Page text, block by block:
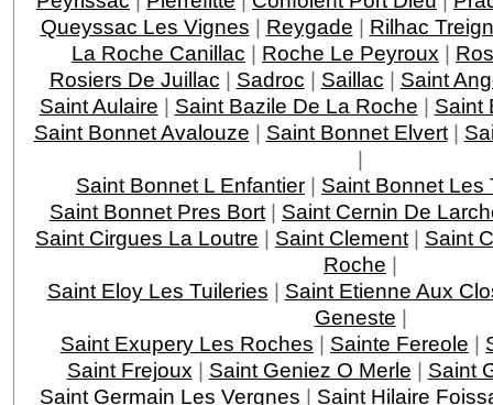
Queyssac Les Vignes | Reygade | Rilhac
La Roche Canillac | Roche Le Peyroux |
Rosiers De Juillac | Sadroc | Saillac | Saint
Saint Aulaire | Saint Bazile De La Roche | Saint
Saint Bonnet Avalouze | Saint Bonnet Elvert|
|
Saint Bonnet L Enfantier | Saint Bonnet Les
Saint Bonnet Pres Bort | Saint Cernin De
Saint Cirgues La Loutre | Saint Clement | Saint
Roche |
Saint Eloy Les Tuileries | Saint Etienne Aux
Geneste |
Saint Exupery Les Roches | Sainte Fereole |
Saint Frejoux | Saint Geniez O Merle | Saint
Saint Germain Les Vergnes | Saint Hilaire